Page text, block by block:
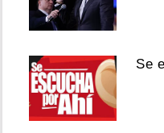
Se